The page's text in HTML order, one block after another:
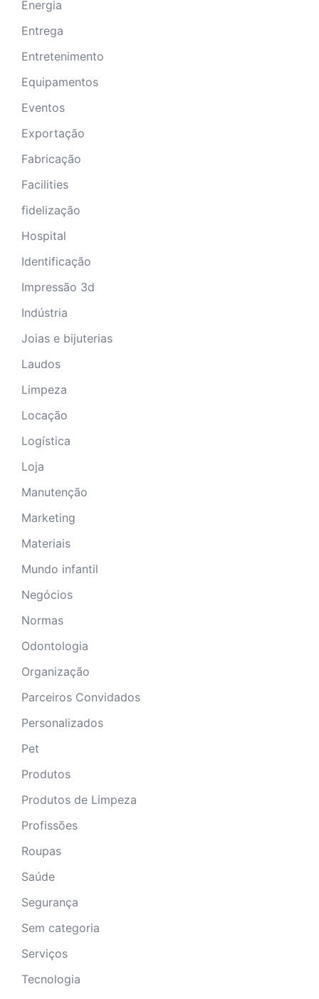
Energia
Entrega
Entretenimento
Equipamentos
Eventos
Exportação
Fabricação
Facilities
fidelização
Hospital
Identificação
Impressão 3d
Indústria
Joias e bijuterias
Laudos
Limpeza
Locação
Logística
Loja
Manutenção
Marketing
Materiais
Mundo infantil
Negócios
Normas
Odontologia
Organização
Parceiros Convidados
Personalizados
Pet
Produtos
Produtos de Limpeza
Profissões
Roupas
Saúde
Segurança
Sem categoria
Serviços
Tecnologia